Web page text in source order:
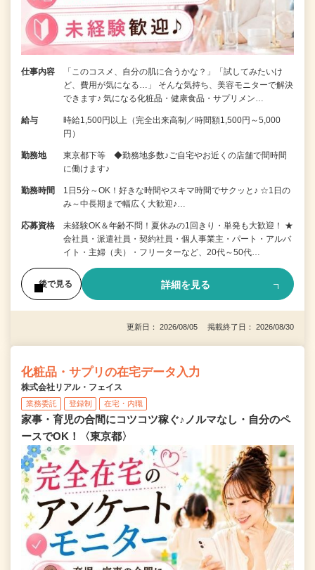
仕事内容
「このコスメ、自分の肌に合うかな？」「試してみたいけ
ど、費用が気になる…」 そんな気持ち、美容モニターで解決
できます♪ 気になる化粧品・健康食品・サプリメン…
給与
時給1,500円以上（完全出来高制／時間額1,500円～5,000
円）
勤務地
東京都下等 ◆勤務地多数♪ご自宅やお近くの店舗で間時間
に働けます♪
勤務時間
1日5分～OK！好きな時間やスキマ時間でサクッと♪ ☆1日の
み～中長期まで幅広く大歓迎♪…
応募資格
未経験OK＆年齢不問！夏休みの1回きり・単発も大歓迎！ ★
会社員・派遣社員・契約社員・個人事業主・パート・アルバ
イト・主婦（夫）・フリーターなど、20代～50代…
後で見る 詳細を見る
更新日： 2026/08/05 掲載終了日： 2026/08/30
化粧品・サプリの在宅データ入力
株式会社リアル・フェイス
業務委託 登録制 在宅・内職
家事・育児の合間にコツコツ稼ぐ♪ノルマなし・自分のペ
ースでOK！〈東京都〉